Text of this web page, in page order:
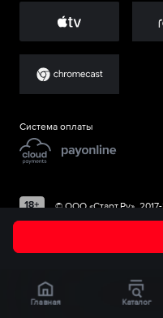
Система оплаты
©ООО «Старт.Ру», 2017-
Главная Каталог